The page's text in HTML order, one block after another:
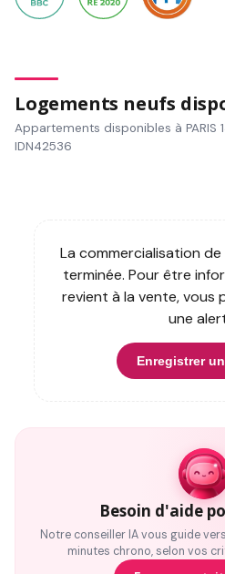
Logements neufs
Appartements disponibles à PARIS
IDN42536
La commercialisation
terminée. Pour être
revient à la vente, vous
une
Enregistrer
Besoin d'aide
Notre conseiller IA vous guide
minutes chrono, selon vos